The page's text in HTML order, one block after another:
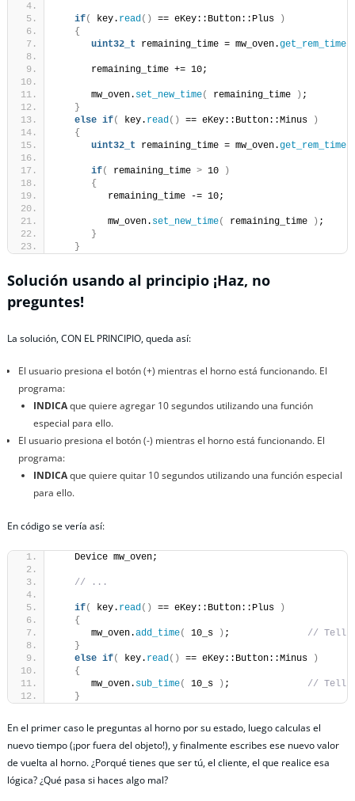
if( key. read () == eKey::Button::Plus
)
{
uint32_t remaining_time = mw_oven.get_rem_time
remaining_time +=
      mw_oven.
set_new_time( remaining_time )
}
else if( key. read () == eKey::Button::Minus
)
{
uint32_t remaining_time = mw_oven.get_rem_time
if( remaining_time > 10
)
{
remaining_time -=
         mw_oven.
set_new_time( remaining_time )
}
}
Solución usando al principio ¡Haz, no
preguntes!
La solución, CON EL PRINCIPIO, queda así:
El usuario presiona el botón (+) mientras el horno está funcionando. El
programa:
INDICAque quiere agregar 10 segundos utilizando una función
especial para ello.
El usuario presiona el botón (-) mientras el horno está funcionando. El
programa:
INDICAque quiere quitar 10 segundos utilizando una función especial
para ello.
En código se vería así:
   Device mw_oven;
// ...
if( key. read () == eKey::Button::Plus
)
{
      mw_oven.
add_time( 10_s ) ; // Tell,
}
else if( key. read () == eKey::Button::Minus
)
{
      mw_oven.
sub_time( 10_s ) ; // Tell,
}
En el primer caso le preguntas al horno por su estado, luego calculas el
nuevo tiempo (¡por fuera del objeto!), y finalmente escribes ese nuevo valor
de vuelta al horno. ¿Porqué tienes que ser tú, el cliente, el que realice esa
lógica? ¿Qué pasa si haces algo mal?